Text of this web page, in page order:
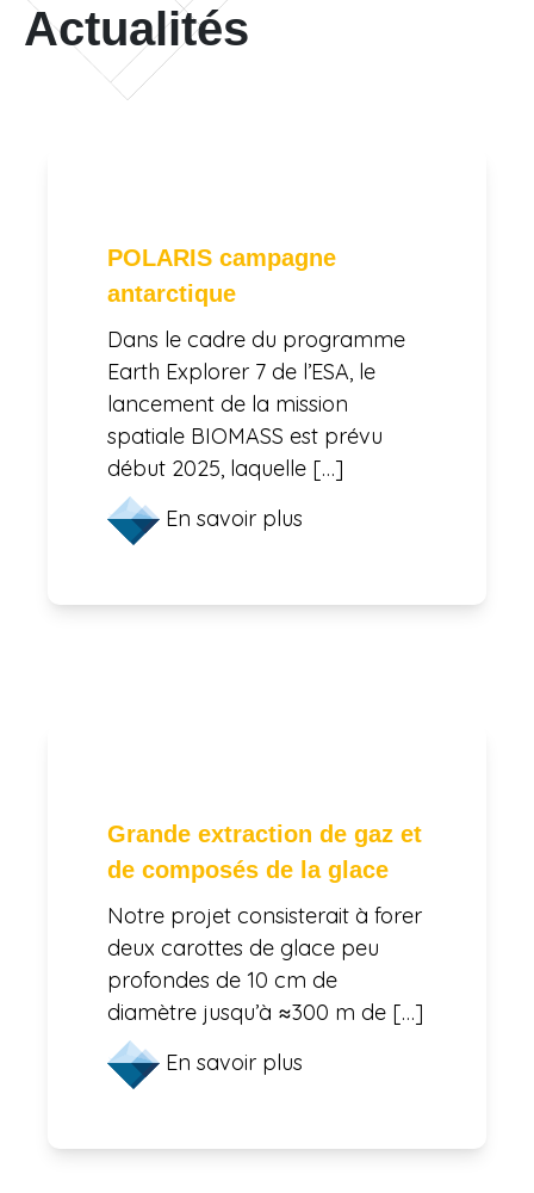
Actualités
POLARIS campagne
antarctique
Dans le cadre du programme
Earth Explorer 7 de l’ESA, le
lancement de la mission
spatiale BIOMASS est prévu
début 2025, laquelle […]
En savoir plus
Grande extraction de gaz et
de composés de la glace
Notre projet consisterait à forer
deux carottes de glace peu
profondes de 10 cm de
diamètre jusqu’à ≈300 m de […]
En savoir plus